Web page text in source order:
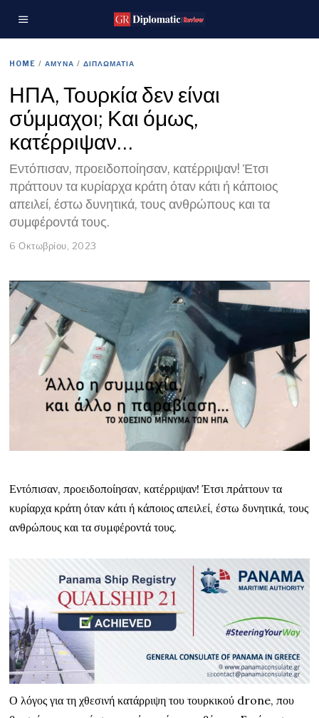
HOME / ΑΜΥΝΑ / ΔΙΠΛΩΜΑΤΙΑ
ΗΠΑ, Τουρκία δεν είναι
σύμμαχοι; Και όμως,
κατέρριψαν…
Εντόπισαν, προειδοποίησαν, κατέρριψαν! Έτσι
πράττουν τα κυρίαρχα κράτη όταν κάτι ή κάποιος
απειλεί, έστω δυνητικά, τους ανθρώπους και τα
συμφέροντά τους.
6 Οκτωβρίου, 2023
Εντόπισαν, προειδοποίησαν, κατέρριψαν! Έτσι πράττουν τα
κυρίαρχα κράτη όταν κάτι ή κάποιος απειλεί, έστω δυνητικά, τους
ανθρώπους και τα συμφέροντά τους.
Ο λόγος για τη χθεσινή κατάρριψη του τουρκικού drone, που